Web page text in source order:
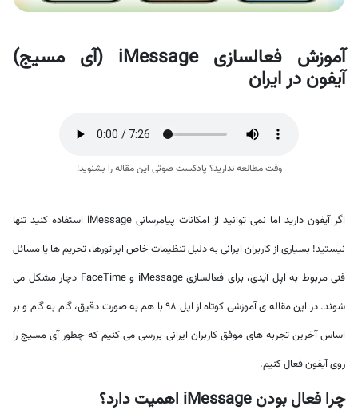
آموزش فعالسازی iMessage (آی مسیج)
آیفون در ایران
وقت مطالعه ندارید؟ پادکست صوتی این مقاله را بشنوید!
اگر آیفون دارید اما نمی توانید از امکانات پیامرسانی iMessage استفاده کنید تنها
نیستید! بسیاری از کاربران ایرانی به دلیل تنظیمات خاص اپراتورها، تحریم ها یا مسائل
فنی مربوط به اپل آیدی، برای فعالسازی iMessage و FaceTime دچار مشکل می
شوند. در این مقاله ی آموزشی کوتاه از اپل ۹۸ با هم به صورت دقیق، گام به گام و بر
اساس آخرین تجربه های موفق کاربران ایرانی بررسی می کنیم که چطور آی مسیج را
روی آیفون فعال کنیم.
چرا فعال بودن iMessage اهمیت دارد؟